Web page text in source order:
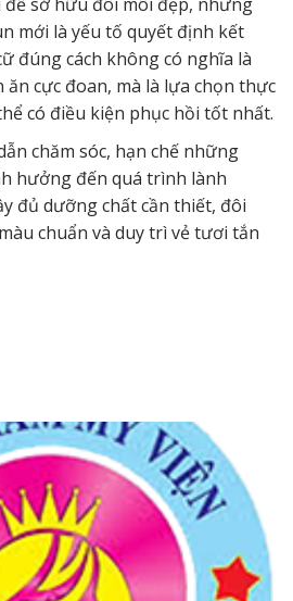
mới là yếu tố quyết định kết
đúng cách không có nghĩa là
cực đoan, mà là lựa chọn thực
có điều kiện phục hồi tốt nhất.
chăm sóc, hạn chế những
hưởng đến quá trình lành
đủ dưỡng chất cần thiết, đôi
chuẩn và duy trì vẻ tươi tắn